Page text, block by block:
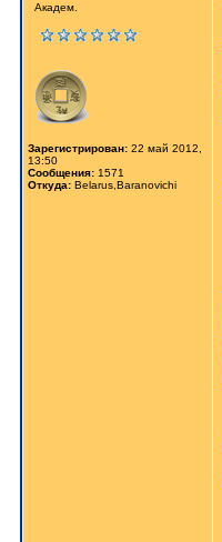
Академ.
Зарегистрирован: 22 май 2012,
13:50
Сообщения: 1571
Откуда: Belarus,Baranovichi